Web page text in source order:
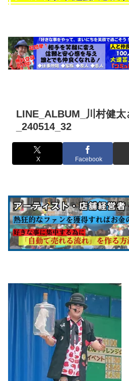
LINE_ALBUM_川村健太
_240514_32
X Facebook